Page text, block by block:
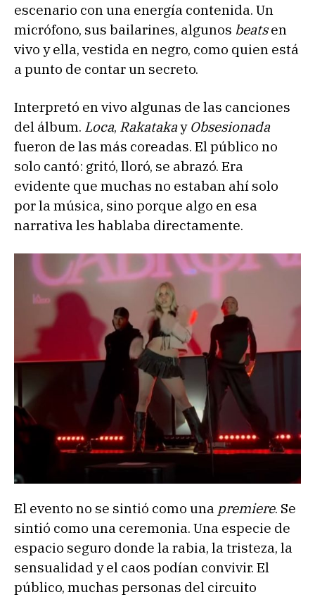
escenario con una energía contenida. Un
micrófono, sus bailarines, algunos beatsen
vivo y ella, vestida en negro, como quien está
a punto de contar un secreto.
Interpretó en vivo algunas de las canciones
del álbum. Loca, Rakatakay Obsesionada
fueron de las más coreadas. El público no
solo cantó: gritó, lloró, se abrazó. Era
evidente que muchas no estaban ahí solo
por la música, sino porque algo en esa
narrativa les hablaba directamente.
El evento no se sintió como una premiere. Se
sintió como una ceremonia. Una especie de
espacio seguro donde la rabia, la tristeza, la
sensualidad y el caos podían convivir. El
público, muchas personas del circuito